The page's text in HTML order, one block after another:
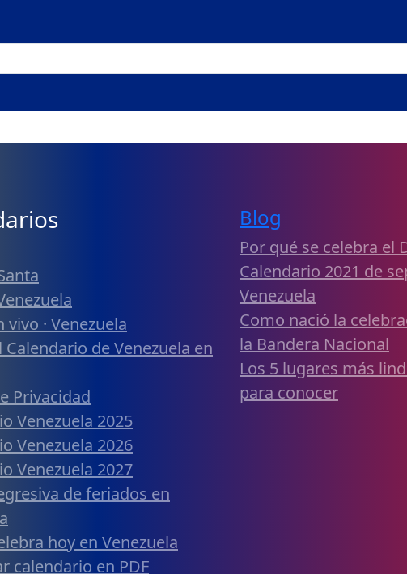
vivo · Venezuela
de Venezuela en
Privacidad
Venezuela 2025
Venezuela 2026
Venezuela 2027
de feriados en
hoy en Venezuela
calendario en PDF
Blog
Por qué se celebra el
Calendario 2021 de
Venezuela
Como nació la
la Bandera Nacional
Los 5 lugares más
para conocer